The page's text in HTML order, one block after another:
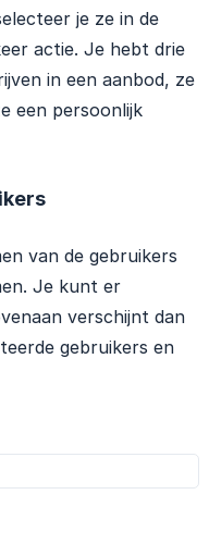
je ze in de
actie. Je hebt drie
in een aanbod, ze
een persoonlijk
van de gebruikers
Je kunt er
verschijnt dan
gebruikers en